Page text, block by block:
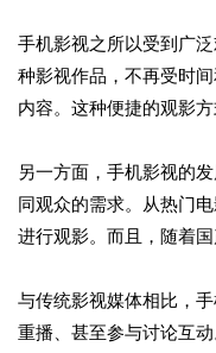
手机影视之所以受到广
种影视作品，不再受时
内容。这种便捷的观影
另一方面，手机影视的
同观众的需求。从热门
进行观影。而且，随着
与传统影视媒体相比，
重播、甚至参与讨论互